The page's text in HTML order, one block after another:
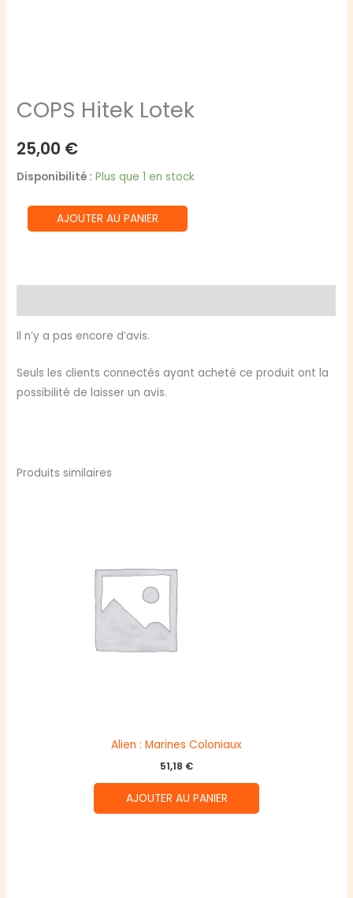
COPS Hitek Lotek
25,00 €
Disponibilité : Plus que 1 en stock
quantité
de
AJOUTER AU PANIER
Il n’y a pas encore d’avis.
Seuls les clients connectés ayant acheté ce produit ont la
possibilité de laisser un avis.
Produits similaires
Alien : Marines Coloniaux
51,18 €
AJOUTER AU PANIER